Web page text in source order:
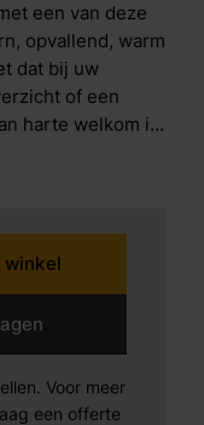
een van deze
opvallend, warm
dat bij uw
of een
harte welkom in
winkel
Voor meer
een offerte